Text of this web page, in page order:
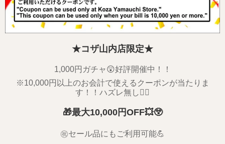
★コザ山内店限定★
1,000円ガチャ😲好評開催中！！
※10,000円以上のお会計で使えるクーポンが当たりま
す！！ハズレ無し🙅‍♂️
🎁最大10,000円OFF💥😲
㊗️セール品にもご利用可能💪